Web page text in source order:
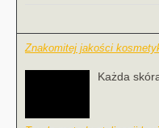
Znakomitej jakości
Każda